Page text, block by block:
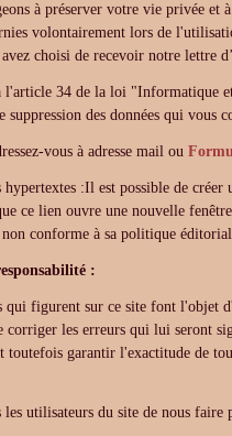
à préserver votre vie privée et
volontairement lors de
choisi de recevoir notre lettre
l'article 34 de la loi "Informatique
des données qui vous
vous à adresse mail ou
:Il est possible de
ce lien ouvre une nouvelle
conforme à sa politique
:
figurent sur ce site font l'objet
corriger les erreurs qui lui seront
toutefois garantir l'exactitude de
les utilisateurs du site de nous